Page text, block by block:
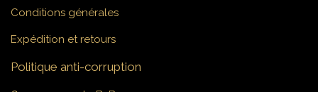
Conditions générales
Expédition et retours
Politique anti-corruption